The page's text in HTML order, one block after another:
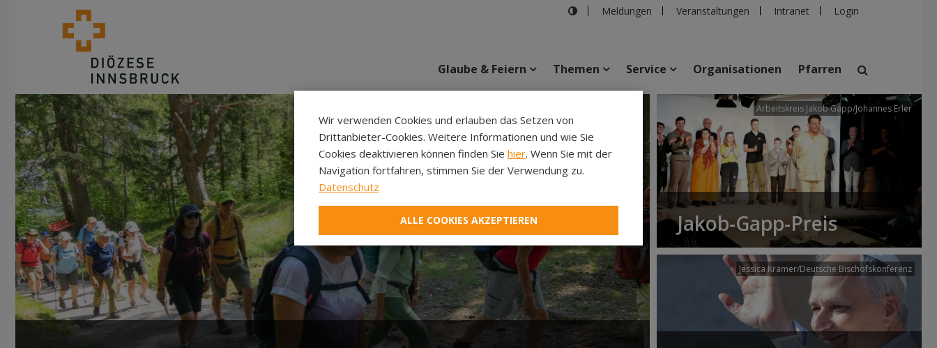
Meldungen Veranstaltungen Intranet Login
suchen
Veranstaltungen Personen Pfarren Einrichtungen
Glaube & Feiern Themen Service Organisationen Pfarren
Arbeitskreis Jakob Gapp/Johannes Erler
Jakob-Gapp-Preis
Jessica Krämer/Deutsche Bischofskonferenz
Wir verwenden Cookies und erlauben das Setzen von
Drittanbieter-Cookies. Weitere Informationen und wie Sie
Cookies deaktivieren können finden Sie hier. Wenn Sie mit der
Navigation fortfahren, stimmen Sie der Verwendung zu.
Datenschutz
ALLE COOKIES AKZEPTIEREN